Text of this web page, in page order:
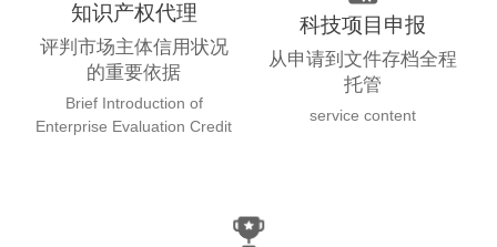
知识产权代理
评判市场主体信用状况
的重要依据
Brief Introduction of
Enterprise Evaluation Credit
科技项目申报
从申请到文件存档全程
托管
service content